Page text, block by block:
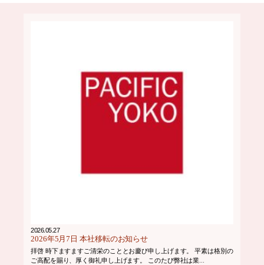
2026.05.27
2026年5月7日 本社移転のお知らせ
拝啓 時下ますますご清栄のこととお慶び申し上げます。 平素は格別の
ご高配を賜り、厚く御礼申し上げます。 このたび弊社は業...